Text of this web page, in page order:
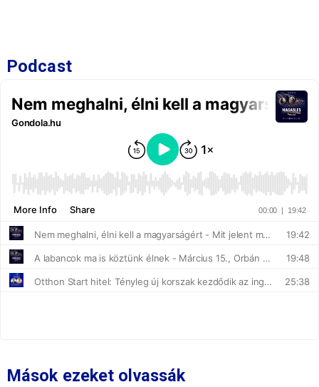
Podcast
Mások ezeket olvassák